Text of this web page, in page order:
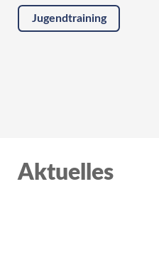
Jugendtraining
Aktuelles